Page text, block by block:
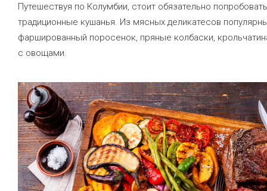
Путешествуя по Колумбии, стоит обязательно попробовать
традиционные кушанья. Из мясных деликатесов
фаршированный поросенок, пряные колбаски,
с овощами.